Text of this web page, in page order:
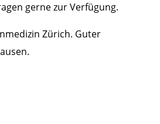
gerne zur Verfügung.
Zürich. Guter